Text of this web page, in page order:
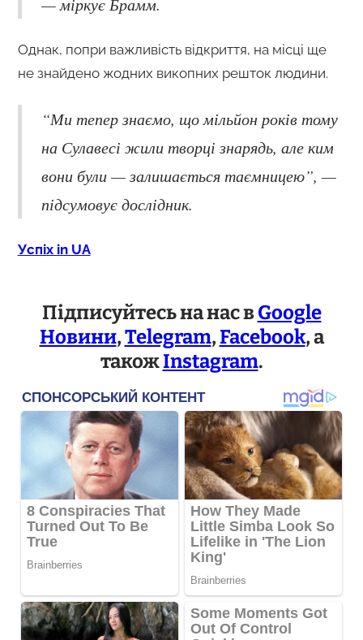
Однак, попри важливість відкриття, на місці ще
не знайдено жодних викопних решток людини.
“Ми тепер знаємо, що мільйон років тому
на Сулавесі жили творці знарядь, але ким
вони були — залишається таємницею”, —
підсумовує дослідник.
Успіх in UA
Підписуйтесь на нас вGoogle
Новини,Telegram,Facebook, а
такожInstagram.